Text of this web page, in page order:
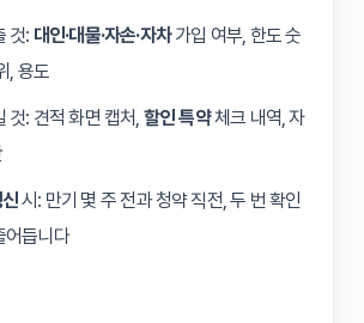
것: 대인·대물·자손·자차가입 여부, 한도 숫
, 용도
것: 견적 화면 캡처, 할인 특약체크 내역, 자
시: 만기 몇 주 전과 청약 직전, 두 번 확인
어듭니다